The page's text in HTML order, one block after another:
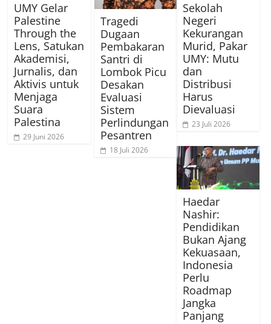
UMY Gelar
Palestine
Through the
Lens, Satukan
Akademisi,
Jurnalis, dan
Aktivis untuk
Menjaga
Suara
Palestina
29 Juni 2026
Tragedi
Dugaan
Pembakaran
Santri di
Lombok Picu
Desakan
Evaluasi
Sistem
Perlindungan
Pesantren
18 Juli 2026
Sekolah
Negeri
Kekurangan
Murid, Pakar
UMY: Mutu
dan
Distribusi
Harus
Dievaluasi
23 Juli 2026
Haedar
Nashir:
Pendidikan
Bukan Ajang
Kekuasaan,
Indonesia
Perlu
Roadmap
Jangka
Panjang